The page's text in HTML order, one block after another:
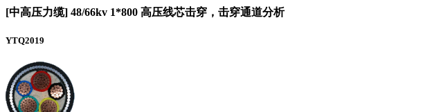
[中高压力缆] 48/66kv 1*800 高压线芯击穿，击穿通道分析
YTQ2019